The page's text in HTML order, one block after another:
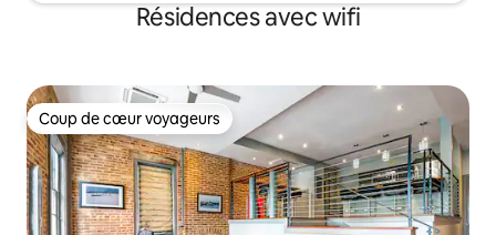
Résidences avec wifi
Coup de cœur voyageurs
Coup de cœur voyageurs